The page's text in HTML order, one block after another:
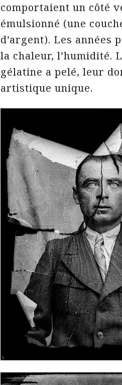
comportaient un côté
émulsionné (une
d’argent). Les années
la chaleur, l’humidité.
gélatine a pelé, leur
artistique unique.